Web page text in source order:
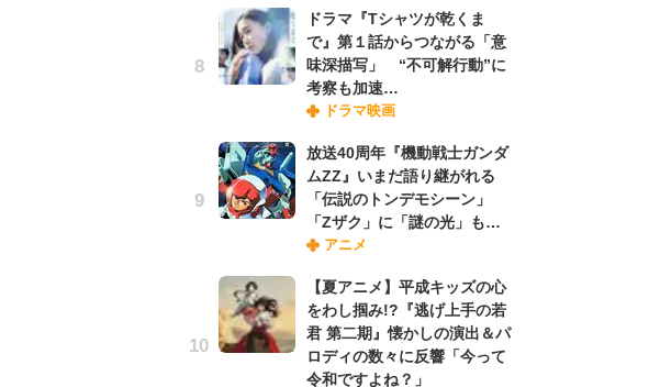
ドラマ『Tシャツが乾くま
で』第１話からつながる「意
味深描写」 “不可解行動”に
考察も加速…
ドラマ映画
放送40周年『機動戦士ガンダ
ムZZ』いまだ語り継がれる
「伝説のトンデモシーン」
「Zザク」に「謎の光」も…
アニメ
【夏アニメ】平成キッズの心
をわし掴み!?『逃げ上手の若
君 第二期』懐かしの演出＆パ
ロディの数々に反響「今って
令和ですよね？」